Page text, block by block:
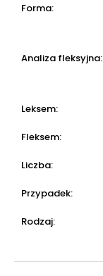
Forma:
Analiza fleksyjna:
Leksem:
Fleksem:
Liczba:
Przypadek:
Rodzaj: